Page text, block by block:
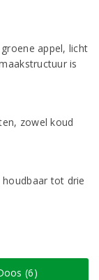
appel, licht
is
zowel koud
tot drie
(6)